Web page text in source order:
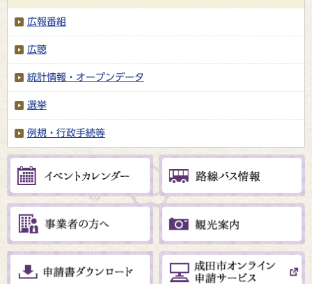
広報番組
広聴
統計情報・オープンデータ
選挙
例規・行政手続等